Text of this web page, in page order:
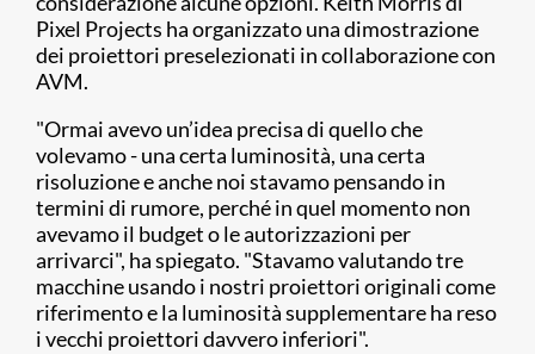
Pixel Projects ha organizzato una dimostrazione
dei proiettori preselezionati in collaborazione con
AVM.
"Ormai avevo un’idea precisa di quello che
volevamo - una certa luminosità, una certa
risoluzione e anche noi stavamo pensando in
termini di rumore, perché in quel momento non
avevamo il budget o le autorizzazioni per
arrivarci", ha spiegato. "Stavamo valutando tre
macchine usando i nostri proiettori originali come
riferimento e la luminosità supplementare ha reso
i vecchi proiettori davvero inferiori".